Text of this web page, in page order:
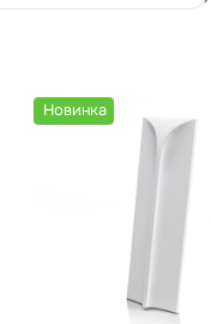
Новинка